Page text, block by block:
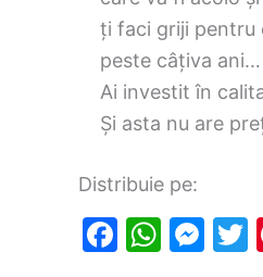
ți faci griji pentru
peste câțiva
Ai investit în
Și asta nu are
Distribuie pe:
F
W M